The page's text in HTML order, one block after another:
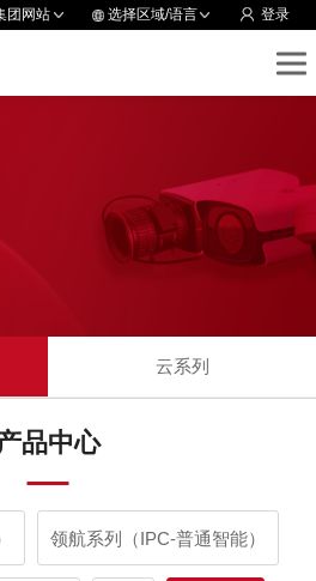
团网站 选择区域/语言 登录
云系列
品中心
领航系列（IPC-普通智能）